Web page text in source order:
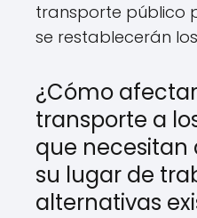
transporte público
se restablecerán
¿Cómo
transporte a
que necesitan
su lugar de
alternativas